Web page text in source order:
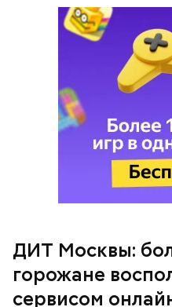
ДИТ Москвы:
горожане
сервисом
Создание, развитие и
Далее следует запайка
Простыми словами,
где циркулирует